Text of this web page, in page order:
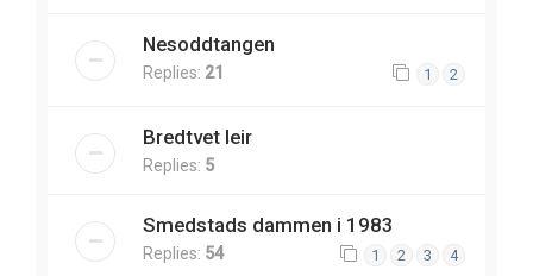
Nesoddtangen
Replies: 21 1 2
Bredtvet leir
Replies: 5
Smedstads dammen i 1983
Replies: 54 1 2 3 4